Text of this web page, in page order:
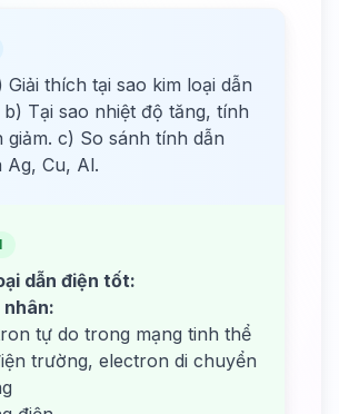
Giải thích tại sao kim loại dẫn
Tại sao nhiệt độ tăng, tính
giảm. c) So sánh tính dẫn
Ag, Cu, Al.
dẫn điện tốt:
nhân:
tự do trong mạng tinh thể
trường, electron di chuyển